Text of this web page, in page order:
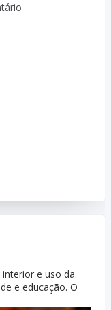
e uso da
e educação. O